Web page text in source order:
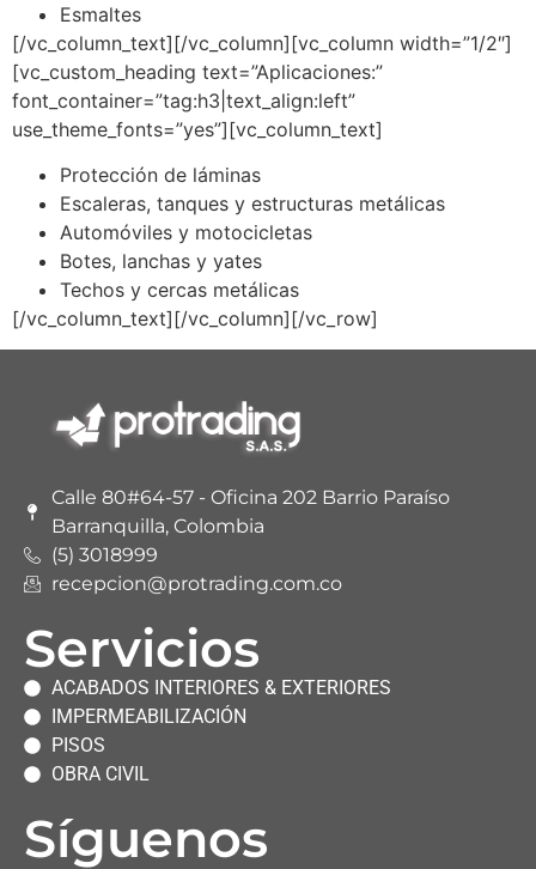
Esmaltes
[/vc_column_text][/vc_column][vc_column width=”1/2″]
[vc_custom_heading text=”Aplicaciones:”
font_container=”tag:h3|text_align:left”
use_theme_fonts=”yes”][vc_column_text]
Protección de láminas
Escaleras, tanques y estructuras metálicas
Automóviles y motocicletas
Botes, lanchas y yates
Techos y cercas metálicas
[/vc_column_text][/vc_column][/vc_row]
Calle 80#64-57 - Oficina 202 Barrio Paraíso
Barranquilla, Colombia
(5) 3018999
recepcion@protrading.com.co
Servicios
ACABADOS INTERIORES & EXTERIORES
IMPERMEABILIZACIÓN
PISOS
OBRA CIVIL
Síguenos